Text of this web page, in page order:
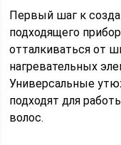
Первый шаг к
подходящего
отталкиваться от
нагревательных
Универсальные
подходят для
волос.